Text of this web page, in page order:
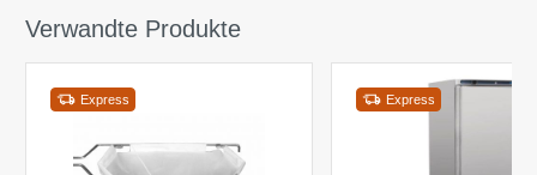
Verwandte Produkte
Express Express